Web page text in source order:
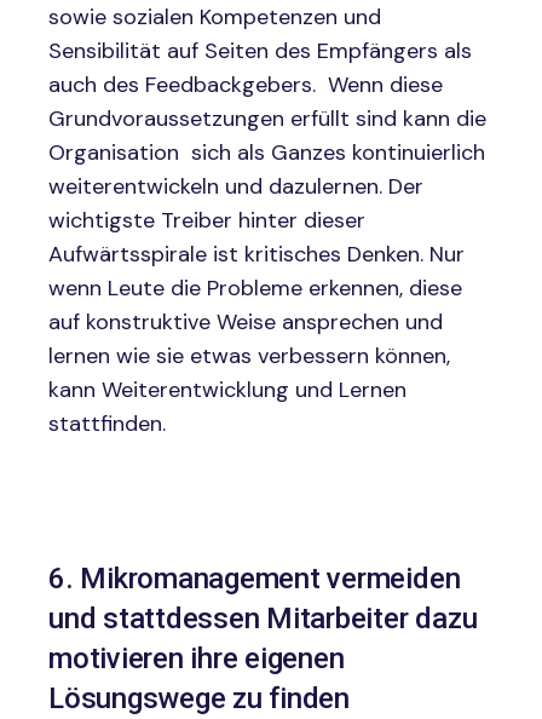
sowie sozialen Kompetenzen und
Sensibilität auf Seiten des Empfängers als
auch des Feedbackgebers. Wenn diese
Grundvoraussetzungen erfüllt sind kann die
Organisation sich als Ganzes kontinuierlich
weiterentwickeln und dazulernen. Der
wichtigste Treiber hinter dieser
Aufwärtsspirale ist kritisches Denken. Nur
wenn Leute die Probleme erkennen, diese
auf konstruktive Weise ansprechen und
lernen wie sie etwas verbessern können,
kann Weiterentwicklung und Lernen
stattfinden.
6. Mikromanagement vermeiden
und stattdessen Mitarbeiter dazu
motivieren ihre eigenen
Lösungswege zu finden